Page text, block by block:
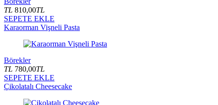
TL 810,00TL
SEPETE EKLE
Karaorman Vişneli Pasta
Börekler
TL 780,00TL
SEPETE EKLE
Çikolatalı Cheesecake